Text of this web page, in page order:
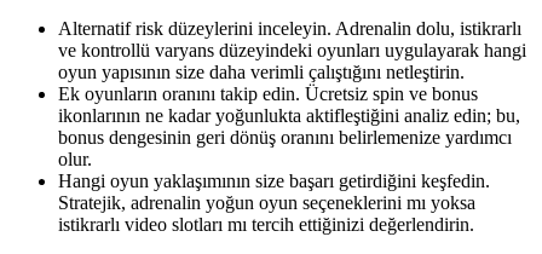
Alternatif risk düzeylerini inceleyin. Adrenalin dolu, istikrarlı
ve kontrollü varyans düzeyindeki oyunları uygulayarak hangi
oyun yapısının size daha verimli çalıştığını netleştirin.
Ek oyunların oranını takip edin. Ücretsiz spin ve bonus
ikonlarının ne kadar yoğunlukta aktifleştiğini analiz edin; bu,
bonus dengesinin geri dönüş oranını belirlemenize yardımcı
olur.
Hangi oyun yaklaşımının size başarı getirdiğini keşfedin.
Stratejik, adrenalin yoğun oyun seçeneklerini mı yoksa
istikrarlı video slotları mı tercih ettiğinizi değerlendirin.